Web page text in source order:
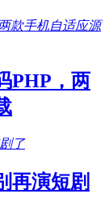
PHP，两
再演短剧